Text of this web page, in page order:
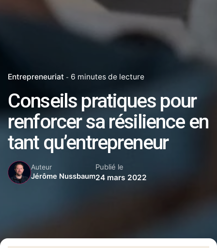
Entrepreneuriat 6 minutes de lecture
Conseils pratiques pour
renforcer sa résilience en
tant qu’entrepreneur
Auteur
Jérôme Nussbaum
Publié le
24 mars 2022